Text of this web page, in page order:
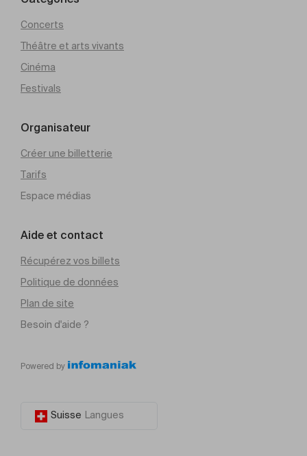
Concerts
Théâtre et arts vivants
Cinéma
Festivals
Organisateur
Créer une billetterie
Tarifs
Espace médias
Aide et contact
Récupérez vos billets
Politique de données
Plan de site
Besoin d'aide ?
Powered by
Suisse Langues